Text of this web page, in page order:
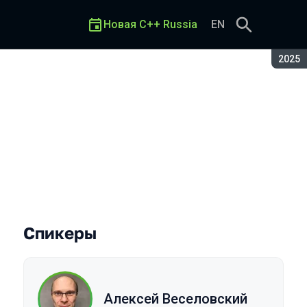
2025
Новая C++ Russia EN
Спикеры
Алексей Веселовский